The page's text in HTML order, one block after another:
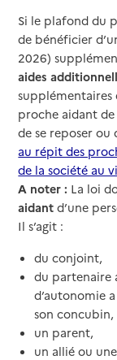
Si le plafond du
de bénéficier
2026)
aides
proche aidant
de se reposer ou
au répit des
de la société au
A noter : La loi
aidant d’une
Il s’agit :
du conjoint,
du partenaire
d’autonomie
son concubin,
un parent,
un allié ou